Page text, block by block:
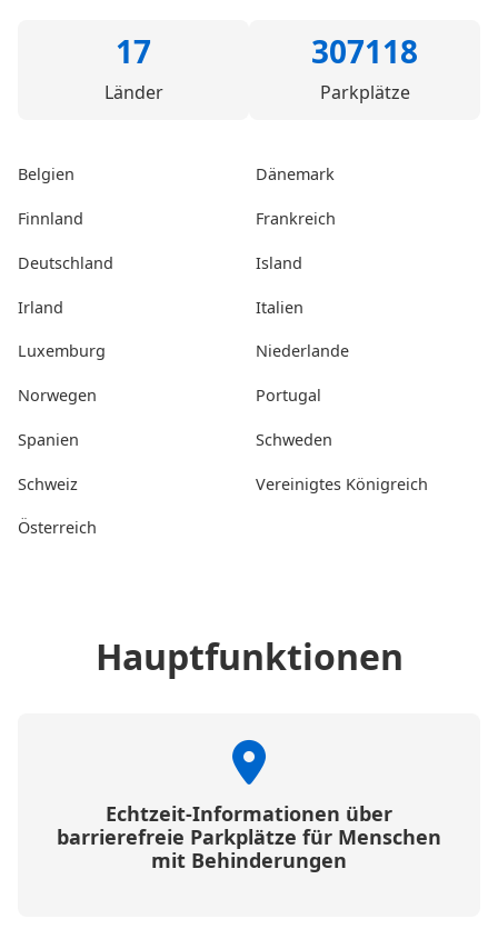
17
Länder
307118
Parkplätze
Belgien Dänemark
Finnland Frankreich
Deutschland Island
Irland Italien
Luxemburg Niederlande
Norwegen Portugal
Spanien Schweden
Schweiz Vereinigtes Königreich
Österreich
Hauptfunktionen
Echtzeit-Informationen über
barrierefreie Parkplätze für Menschen
mit Behinderungen